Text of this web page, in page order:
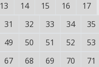
13 14 15 16
17
31 32 33 34
35
49 50 51 52
53
67 68 69 70
71